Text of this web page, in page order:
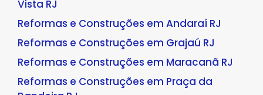
Vista RJ
Reformas e Construções em Andaraí RJ
Reformas e Construções em Grajaú RJ
Reformas e Construções em Maracanã RJ
Reformas e Construções em Praça da